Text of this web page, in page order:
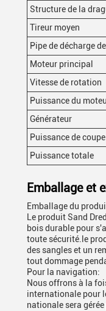
Structure de la
Tireur moyen
Pipe de décharge
Moteur principal
Vitesse de rotation
Puissance du
Générateur
Puissance de
Puissance totale
Emballage et
Emballage du
Le produit Sand
bois durable pour
toute sécurité.le
des sangles et un
tout dommage
Pour la navigation:
Nous offrons à la
internationale pour
nationale sera